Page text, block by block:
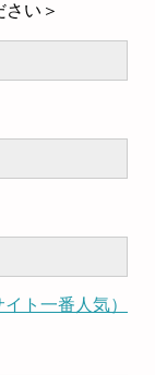
い＞
ト一番人気）